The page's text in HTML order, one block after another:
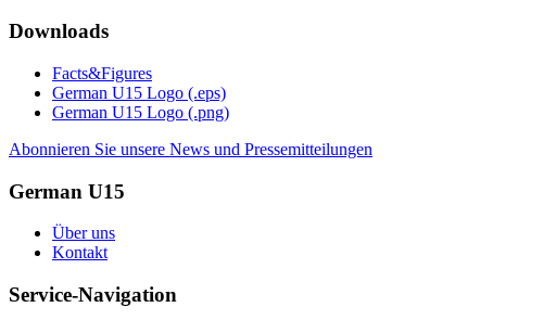
Downloads
Facts&Figures
German U15 Logo (.eps)
German U15 Logo (.png)
Abonnieren Sie unsere News und Pressemitteilungen
German U15
Über uns
Kontakt
Service-Navigation